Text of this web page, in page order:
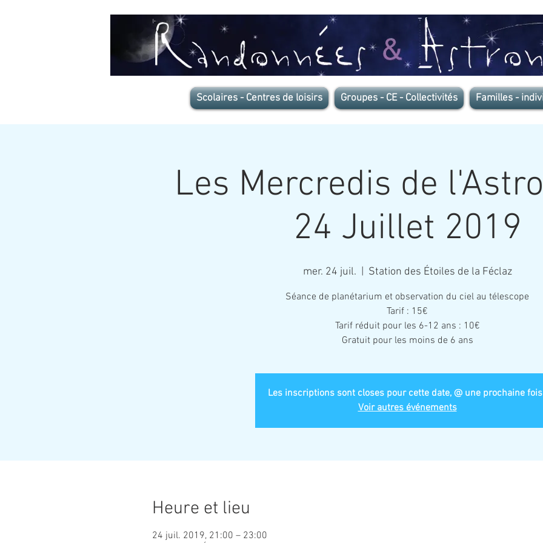
Scolaires - Centres de loisirs Groupes - CE - Collectivités Familles -
Les Mercredis de
24 Juillet 2019
mer. 24 juil. Station des Étoiles de la Féclaz
Séance de planétarium et observation du ciel au télescope
Tarif : 15€
Tarif réduit pour les 6-12 ans : 10€
Gratuit pour les moins de 6 ans
Les inscriptions sont closes pour cette date, @ une prochaine
Voir autres événements
Heure et lieu
24 juil. 2019, 21:00 – 23:00